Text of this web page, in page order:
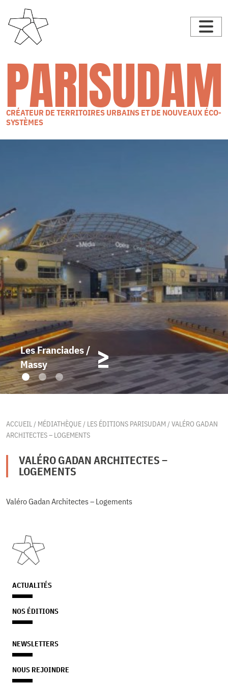
PARISUDAM
CRÉATEUR DE TERRITOIRES URBAINS ET DE NOUVEAUX ÉCO-
SYSTÈMES
Les Franciades /
Massy
ACCUEIL/ MÉDIATHÈQUE/ LES ÉDITIONS PARISUDAM /VALÉRO GADAN
ARCHITECTES – LOGEMENTS
VALÉRO GADAN ARCHITECTES –
LOGEMENTS
Valéro Gadan Architectes – Logements
ACTUALITÉS
NOS ÉDITIONS
NEWSLETTERS
NOUS REJOINDRE